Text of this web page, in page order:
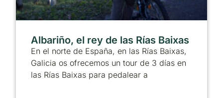
Albariño, el rey de las Rías Baixas
En el norte de España, en las Rías Baixas,
Galicia os ofrecemos un tour de 3 días en
las Rías Baixas para pedalear a